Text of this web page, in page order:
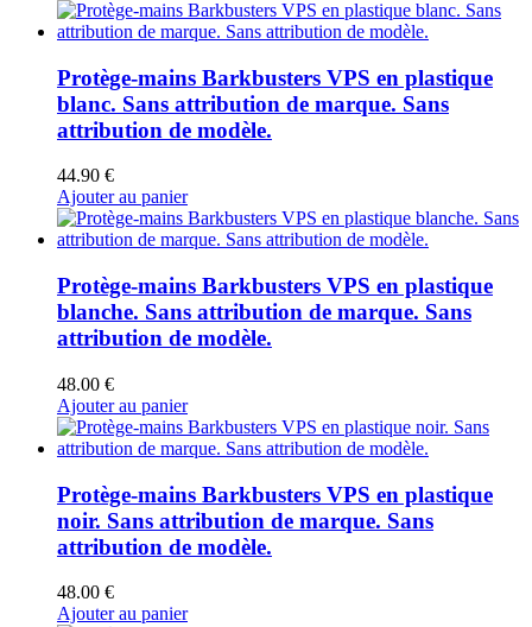
Protège-mains Barkbusters VPS en plastique
blanc. Sans attribution de marque. Sans
attribution de modèle.
44.90 €
Ajouter au panier
Protège-mains Barkbusters VPS en plastique
blanche. Sans attribution de marque. Sans
attribution de modèle.
48.00 €
Ajouter au panier
Protège-mains Barkbusters VPS en plastique
noir. Sans attribution de marque. Sans
attribution de modèle.
48.00 €
Ajouter au panier